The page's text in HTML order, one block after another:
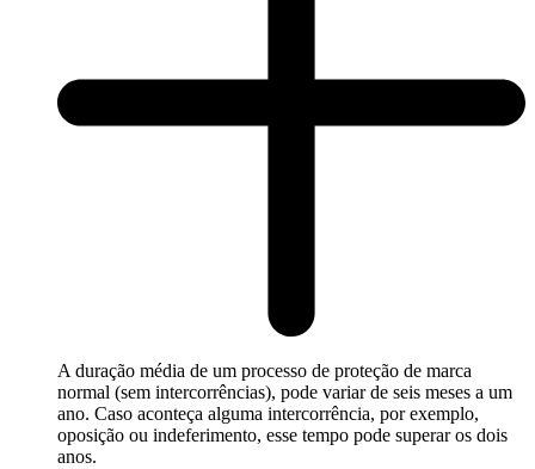
A duração média de um processo de proteção de marca
normal (sem intercorrências), pode variar de seis meses a um
ano. Caso aconteça alguma intercorrência, por exemplo,
oposição ou indeferimento, esse tempo pode superar os dois
anos.